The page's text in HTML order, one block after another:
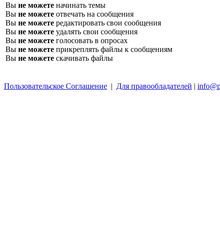
Вы не можете начинать темы
Вы не можете отвечать на сообщения
Вы не можете редактировать свои сообщения
Вы не можете удалять свои сообщения
Вы не можете голосовать в опросах
Вы не можете прикреплять файлы к сообщениям
Вы не можете скачивать файлы
Пользовательское Соглашение | Для правообладателей |